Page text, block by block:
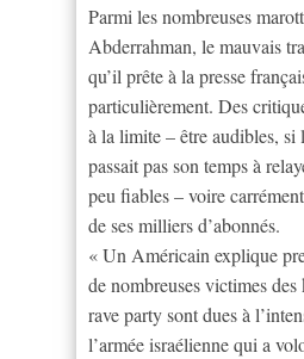
Parmi les nombreuses
Abderrahman, le mauvais
qu’il prête à la presse
particulièrement. Des
à la limite – être audibles, si
passait pas son temps à
peu fiables – voire
de ses milliers d’abonnés.
« Un Américain explique
de nombreuses victimes
rave party sont dues à
l’armée israélienne qui a